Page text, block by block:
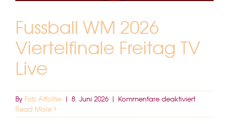
Fussball WM 2026
Viertelfinale Freitag TV
Live
By Fritz Affolter | 8. Juni 2026 | Kommentare deaktiviertfür
WM
Read More